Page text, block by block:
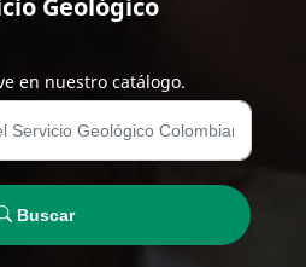
Geológico
en nuestro catálogo.
Buscar